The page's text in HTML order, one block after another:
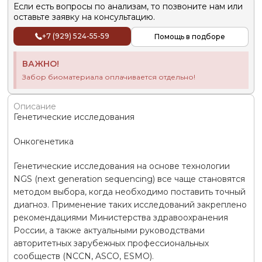
Если есть вопросы по анализам, то позвоните нам или
оставьте заявку на консультацию.
+7 (929) 524-55-59 Помощь в подборе
ВАЖНО!
Забор биоматериала оплачивается отдельно!
Описание
Генетические исследования
Онкогенетика
Генетические исследования на основе технологии
NGS (next generation sequencing) все чаще становятся
методом выбора, когда необходимо поставить точный
диагноз. Применение таких исследований закреплено
рекомендациями Министерства здравоохранения
России, а также актуальными руководствами
авторитетных зарубежных профессиональных
сообществ (NCCN, ASCO, ESMO).